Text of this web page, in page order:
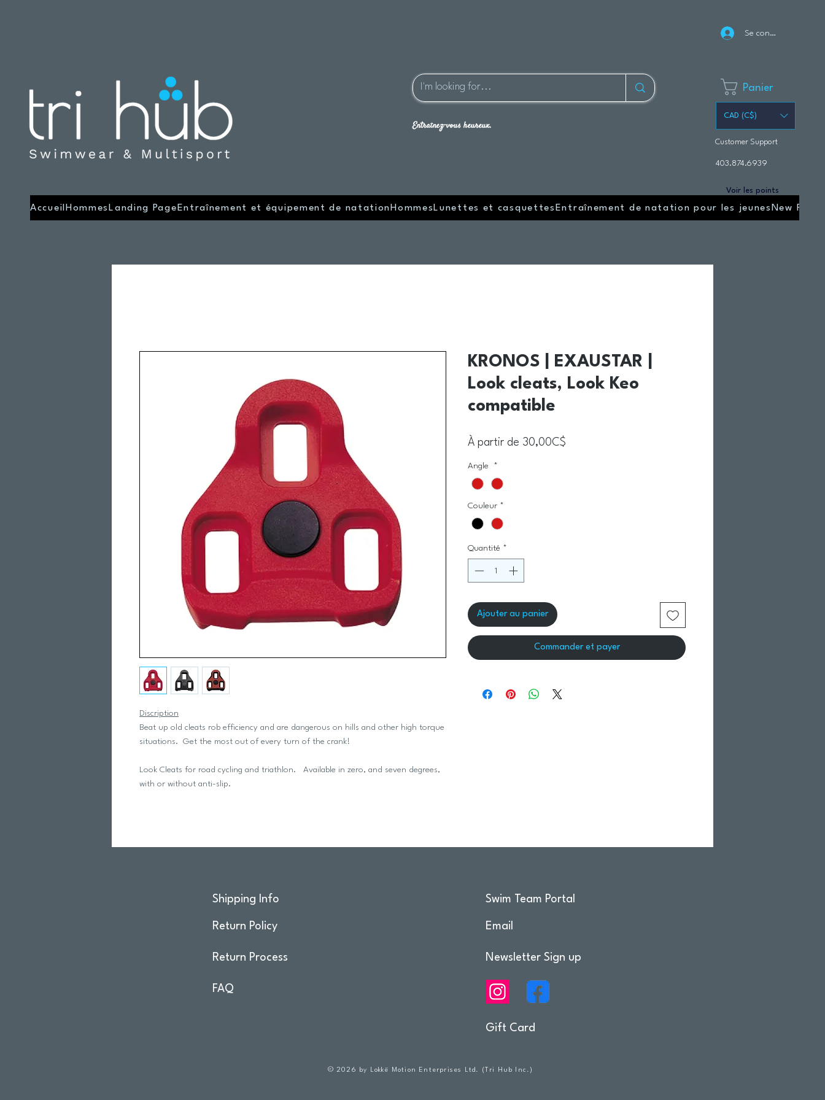
Se connecter
Entraînez-vous heureux.
Panier
CAD (C$)
Customer Support
403.874.6939
Voir les points
Accueil Hommes Landing Page Entraînement et équipement de natation Hommes Lunettes et casquettes Entraînement de natation pour les jeunes New Page
Discription
Beat up old cleats rob efficiency and are dangerous on hills and other high torque
situations. Get the most out of every turn of the crank!
Look Cleats for road cycling and triathlon. Available in zero, and seven degrees,
with or without anti-slip.
KRONOS | EXAUSTAR |
Look cleats, Look Keo
compatible
À partir de 30,00C$
Angle *
Couleur *
Quantité *
Ajouter au panier
Commander et payer
Shipping Info
Return Policy
Return Process
FAQ
Swim Team Portal
Email
Newsletter Sign up
Gift Card
© 2026 by Lokkë Motion Enterprises Ltd. (Tri Hub Inc.)